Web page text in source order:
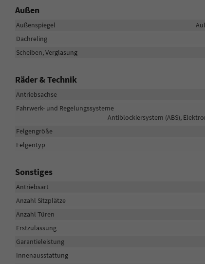
Außen
Außenspiegel
Dachreling
Scheiben, Verglasung
Räder & Technik
Antriebsachse
Fahrwerk- und Regelungssysteme
Antiblockiersystem (ABS),
Felgengröße
Felgentyp
Sonstiges
Antriebsart
Anzahl Sitzplätze
Anzahl Türen
Erstzulassung
Garantieleistung
Innenausstattung